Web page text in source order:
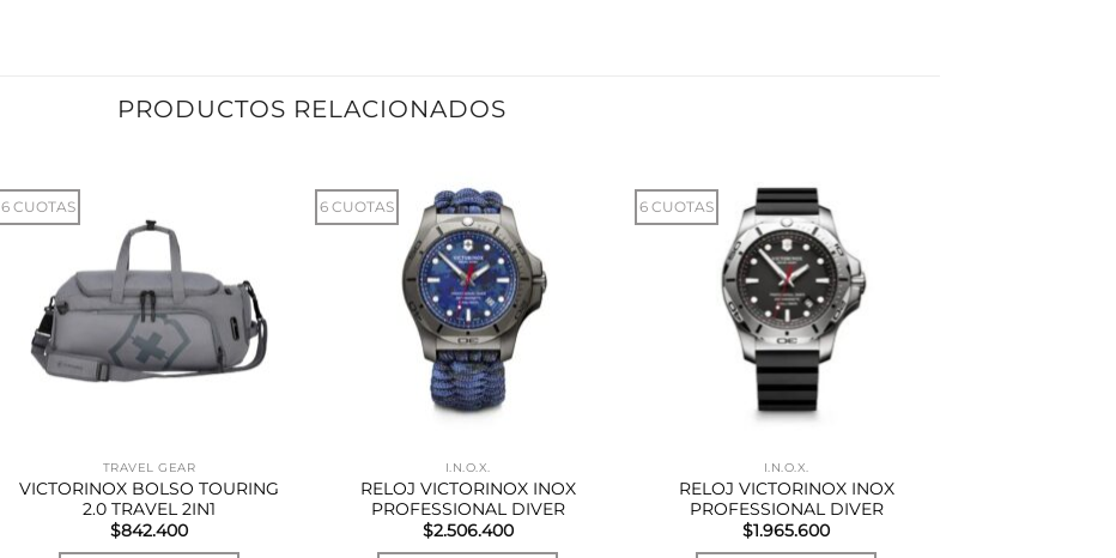
PRODUCTOS RELACIONADOS
6 CUOTAS
TRAVEL GEAR
VICTORINOX BOLSO TOURING
2.0 TRAVEL 2IN1
$842.400
6 CUOTAS
I.N.O.X.
RELOJ VICTORINOX INOX
PROFESSIONAL DIVER
$2.506.400
6 CUOTAS
I.N.O.X.
RELOJ VICTORINOX INOX
PROFESSIONAL DIVER
$1.965.600